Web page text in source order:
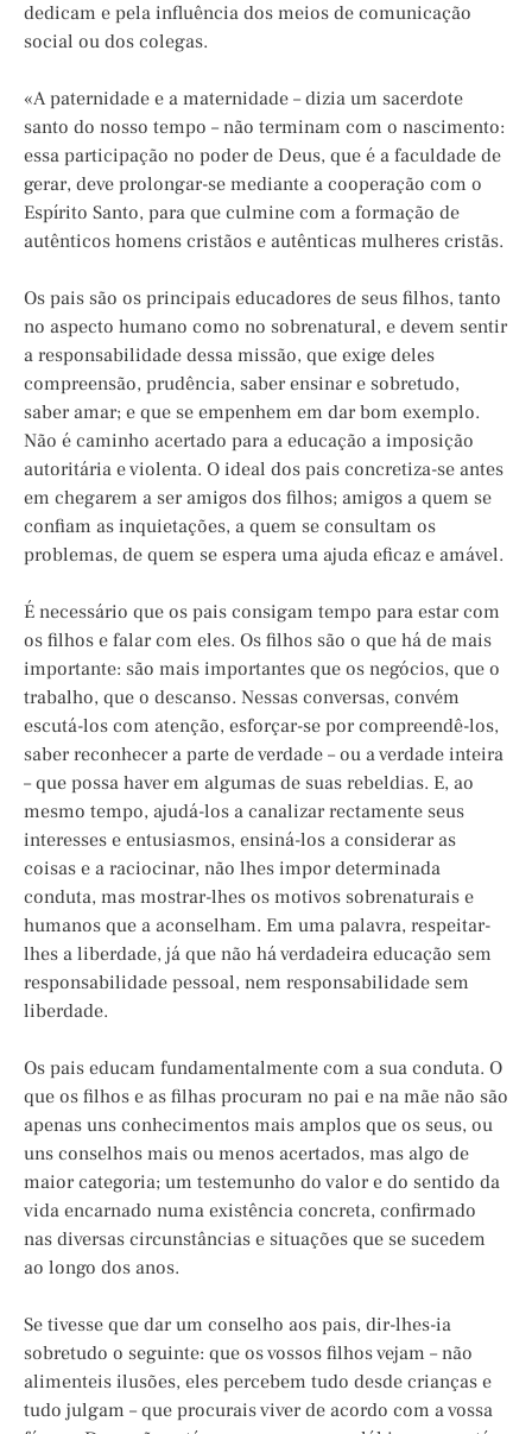
dedicam e pela influência dos meios de comunicação
social ou dos colegas.
«A paternidade e a maternidade – dizia um sacerdote
santo do nosso tempo – não terminam com o nascimento:
essa participação no poder de Deus, que é a faculdade de
gerar, deve prolongar-se mediante a cooperação com o
Espírito Santo, para que culmine com a formação de
autênticos homens cristãos e autênticas mulheres cristãs.
Os pais são os principais educadores de seus filhos, tanto
no aspecto humano como no sobrenatural, e devem sentir
a responsabilidade dessa missão, que exige deles
compreensão, prudência, saber ensinar e sobretudo,
saber amar; e que se empenhem em dar bom exemplo.
Não é caminho acertado para a educação a imposição
autoritária e violenta. O ideal dos pais concretiza-se antes
em chegarem a ser amigos dos filhos; amigos a quem se
confiam as inquietações, a quem se consultam os
problemas, de quem se espera uma ajuda eficaz e amável.
É necessário que os pais consigam tempo para estar com
os filhos e falar com eles. Os filhos são o que há de mais
importante: são mais importantes que os negócios, que o
trabalho, que o descanso. Nessas conversas, convém
escutá-los com atenção, esforçar-se por compreendê-los,
saber reconhecer a parte de verdade – ou a verdade inteira
– que possa haver em algumas de suas rebeldias. E, ao
mesmo tempo, ajudá-los a canalizar rectamente seus
interesses e entusiasmos, ensiná-los a considerar as
coisas e a raciocinar, não lhes impor determinada
conduta, mas mostrar-lhes os motivos sobrenaturais e
humanos que a aconselham. Em uma palavra, respeitar-
lhes a liberdade, já que não há verdadeira educação sem
responsabilidade pessoal, nem responsabilidade sem
liberdade.
Os pais educam fundamentalmente com a sua conduta. O
que os filhos e as filhas procuram no pai e na mãe não são
apenas uns conhecimentos mais amplos que os seus, ou
uns conselhos mais ou menos acertados, mas algo de
maior categoria; um testemunho do valor e do sentido da
vida encarnado numa existência concreta, confirmado
nas diversas circunstâncias e situações que se sucedem
ao longo dos anos.
Se tivesse que dar um conselho aos pais, dir-lhes-ia
sobretudo o seguinte: que os vossos filhos vejam – não
alimenteis ilusões, eles percebem tudo desde crianças e
tudo julgam – que procurais viver de acordo com a vossa